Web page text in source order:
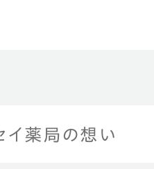
イ薬局の想い